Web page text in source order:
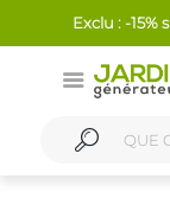
Exclu : -15%